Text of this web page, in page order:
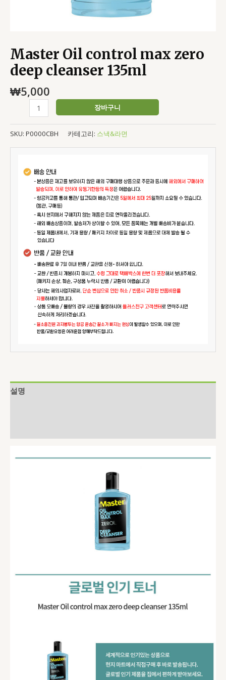
Master Oil control max zero
deep cleanser 135ml
₩5,000
장바구니
SKU: P0000CBH 카테고리: 스낵&라면
설명